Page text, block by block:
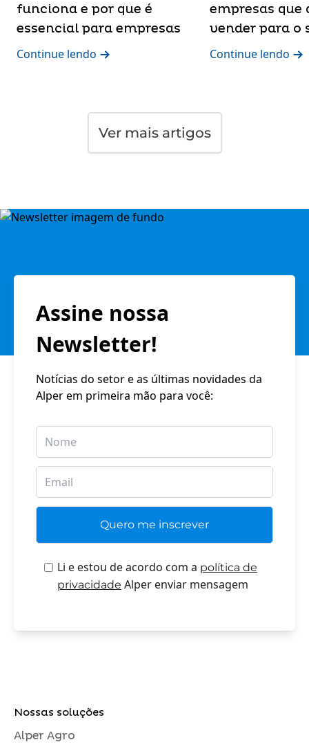
funciona e por que é
essencial para empresas
Continue lendo
empresas que
vender para o
Continue lendo
Ver mais artigos
Assine nossa
Newsletter!
Notícias do setor e as últimas novidades da
Alper em primeira mão para você:
Li e estou de acordo com a política de
privacidade Alper enviar mensagem
Nossas soluções
Alper Agro